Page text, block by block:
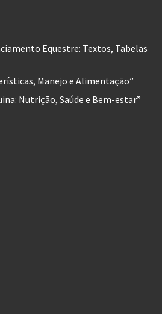
Equestre: Textos, Tabelas
Manejo e Alimentação”
Nutrição, Saúde e Bem-estar”